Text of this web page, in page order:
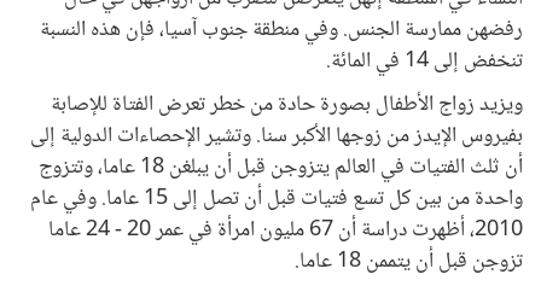
رفضهن ممارسة الجنس. وفي منطقة جنوب آسيا، فإن هذه النسبة
تنخفض إلى 14 في المائة.
ويزيد زواج الأطفال بصورة حادة من خطر تعرض الفتاة للإصابة
بفيروس الإيدز من زوجها الأكبر سنا. وتشير الإحصاءات الدولية إلى
أن ثلث الفتيات في العالم يتزوجن قبل أن يبلغن 18 عاما، وتتزوج
واحدة من بين كل تسع فتيات قبل أن تصل إلى 15 عاما. وفي عام
2010، أظهرت دراسة أن 67 مليون امرأة في عمر 20 - 24 عاما
تزوجن قبل أن يتممن 18 عاما.